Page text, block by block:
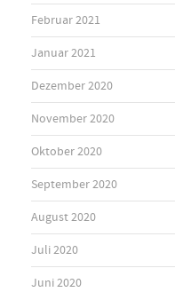
Februar 2021
Januar 2021
Dezember 2020
November 2020
Oktober 2020
September 2020
August 2020
Juli 2020
Juni 2020